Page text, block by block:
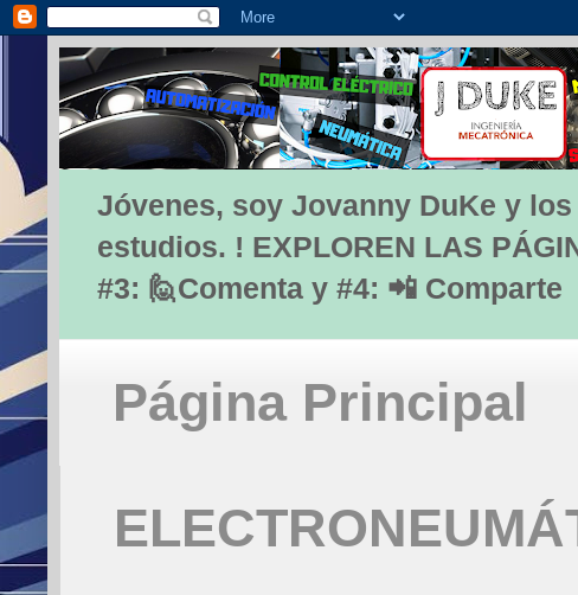
Jóvenes, soy Jovanny DuKe y
estudios. ! EXPLOREN LAS
#3: 🙋Comenta y #4: 📲 Comparte
Página Principal